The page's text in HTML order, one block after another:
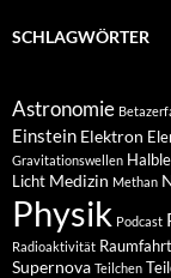
SCHLAGWÖRTER
Astronomie
Einstein Elektron
Gravitationswellen
Licht Medizin Methan
Physik Podcast
Radioaktivität Raumfahrt
Supernova Teilchen